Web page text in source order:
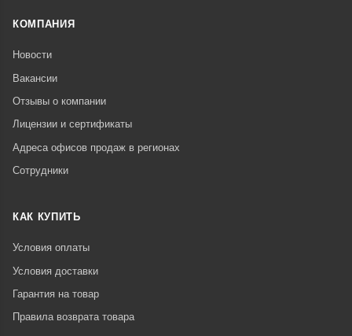
КОМПАНИЯ
Новости
Вакансии
Отзывы о компании
Лицензии и сертификаты
Адреса офисов продаж в регионах
Сотрудники
КАК КУПИТЬ
Условия оплаты
Условия доставки
Гарантия на товар
Правила возврата товара